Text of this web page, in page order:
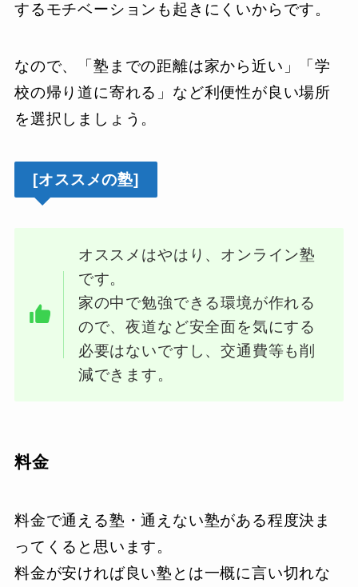
するモチベーションも起きにくいからです。
なので、「塾までの距離は家から近い」「学
校の帰り道に寄れる」など利便性が良い場所
を選択しましょう。
[オススメの塾]
オススメはやはり、オンライン塾
です。
家の中で勉強できる環境が作れる
ので、夜道など安全面を気にする
必要はないですし、交通費等も削
減できます。
料金
料金で通える塾・通えない塾がある程度決ま
ってくると思います。
料金が安ければ良い塾とは一概に言い切れな